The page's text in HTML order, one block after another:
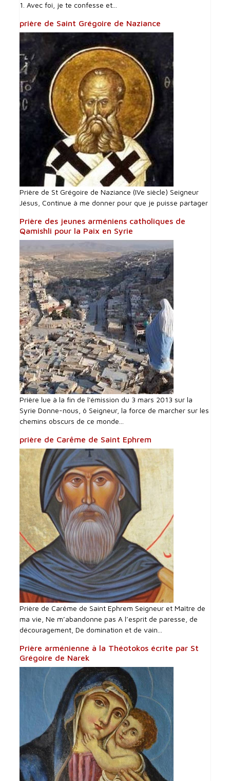
1. Avec foi, je te confesse et...
prière de Saint Grégoire de Naziance
Prière de St Grégoire de Naziance (IVe siècle) Seigneur
Jésus, Continue à me donner pour que je puisse partager
Prière des jeunes arméniens catholiques de
Qamishli pour la Paix en Syrie
Prière lue à la fin de l'émission du 3 mars 2013 sur la
Syrie Donne-nous, ô Seigneur, la force de marcher sur les
chemins obscurs de ce monde...
prière de Carême de Saint Ephrem
Prière de Carême de Saint Ephrem Seigneur et Maître de
ma vie, Ne m’abandonne pas A l’esprit de paresse, de
découragement, De domination et de vain...
Prière arménienne à la Théotokos écrite par St
Grégoire de Narek